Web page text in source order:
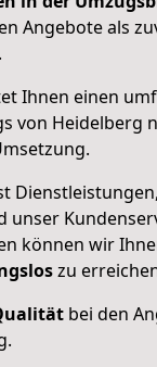
Angebote als
Ihnen einen
von Heidelberg
unser
können wir
zu
bei den